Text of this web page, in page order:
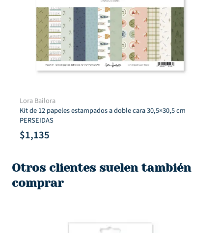
Lora Bailora
Die cuts banderines PERSEIDAS
$550
Otros clientes suelen también
comprar